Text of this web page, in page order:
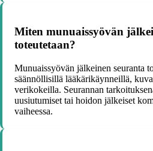
Miten munuaissyövän
toteutetaan?
Munuaissyövän jälkeinen seuranta
säännöllisillä lääkärikäynneillä,
verikokeilla. Seurannan
uusiutumiset tai hoidon jälkeiset
vaiheessa.